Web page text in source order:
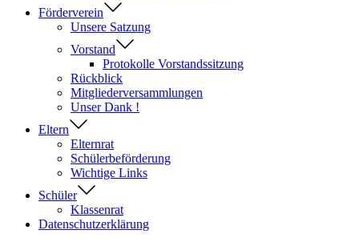
Förderverein
Unsere Satzung
Vorstand
Protokolle Vorstandssitzung
Rückblick
Mitgliederversammlungen
Unser Dank !
Eltern
Elternrat
Schülerbeförderung
Wichtige Links
Schüler
Klassenrat
Datenschutzerklärung